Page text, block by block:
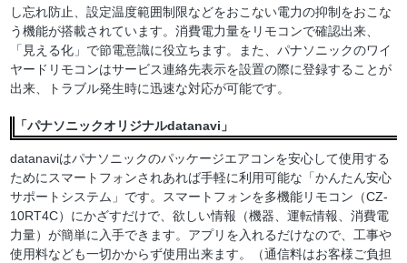
し忘れ防止、設定温度範囲制限などをおこない電力の抑制をおこな
う機能が搭載されています。消費電力量をリモコンで確認出来、
「見える化」で節電意識に役立ちます。また、パナソニックのワイ
ヤードリモコンはサービス連絡先表示を設置の際に登録することが
出来、トラブル発生時に迅速な対応が可能です。
「パナソニックオリジナルdatanavi」
datanaviはパナソニックのパッケージエアコンを安心して使用する
ためにスマートフォンされあれば手軽に利用可能な「かんたん安心
サポートシステム」です。スマートフォンを多機能リモコン（CZ-
10RT4C）にかざすだけで、欲しい情報（機器、運転情報、消費電
力量）が簡単に入手できます。アプリを入れるだけなので、工事や
使用料なども一切かからず使用出来ます。（通信料はお客様ご負担